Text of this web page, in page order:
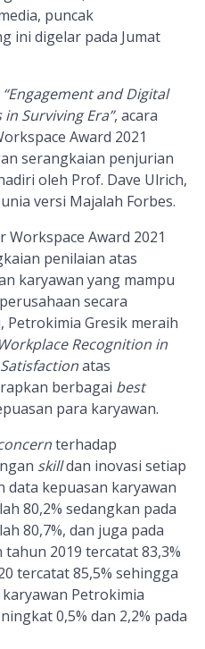
puncak
ini digelar pada Jumat
“Engagement and Digital
Surviving Era”, acara
Award 2021
serangkaian penjurian
oleh Prof. Dave Ulrich,
versi Majalah Forbes.
Workspace Award 2021
penilaian atas
karyawan yang mampu
secara
Petrokimia Gresik meraih
Workplace Recognition in
atas
berbagai best
para karyawan.
terhadap
skilldan inovasi setiap
data kepuasan karyawan
80,2% sedangkan pada
80,7%, dan juga pada
2019 tercatat 83,3%
tercatat 85,5% sehingga
Petrokimia
0,5% dan 2,2% pada